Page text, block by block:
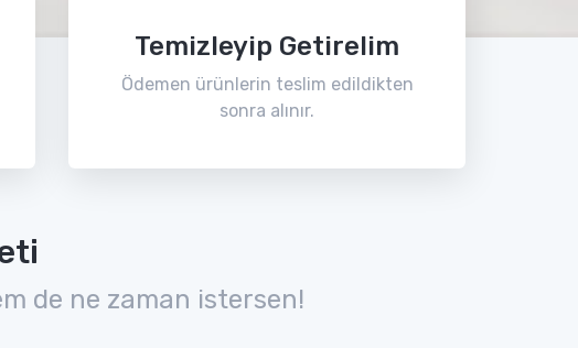
Temizleyip Getirelim
Ödemen ürünlerin teslim edildikten
sonra alınır.
de ne zaman istersen!